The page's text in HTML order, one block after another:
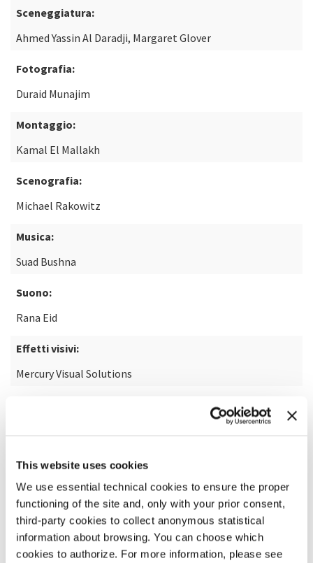
This website uses cookies
We use essential technical cookies to ensure the proper
functioning of the site and, only with your prior consent,
third-party cookies to collect anonymous statistical
information about browsing. You can choose which
cookies to authorize. For more information, please see
Sceneggiatura:
Ahmed Yassin Al Daradji, Margaret Glover
Fotografia:
Duraid Munajim
Montaggio:
Kamal El Mallakh
Scenografia:
Michael Rakowitz
Musica:
Suad Bushna
Suono:
Rana Eid
Effetti visivi:
Mercury Visual Solutions